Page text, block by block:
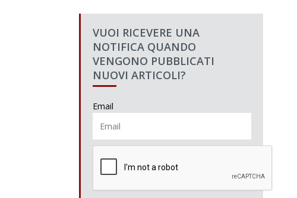
VUOI RICEVERE UNA
NOTIFICA QUANDO
VENGONO PUBBLICATI
NUOVI ARTICOLI?
Email